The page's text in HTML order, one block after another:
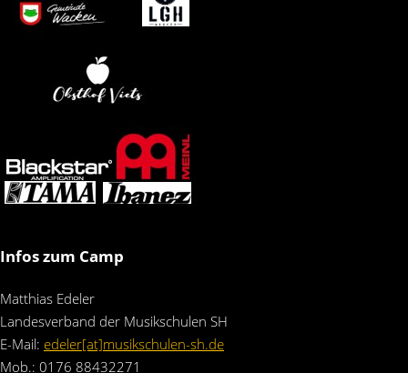
Infos zum Camp
Matthias Edeler
Landesverband der Musikschulen SH
E-Mail: edeler[at]musikschulen-sh.de
Mob.: 0176 88432271